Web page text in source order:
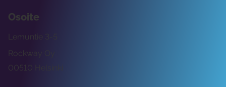
Osoite
Rockway Oy
Lemuntie 3-5
00510 Helsinki